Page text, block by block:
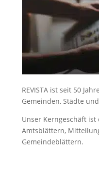
REVISTA ist seit 50
Gemeinden, Städte
Unser Kerngeschäft ist
Amtsblättern,
Gemeindeblättern.